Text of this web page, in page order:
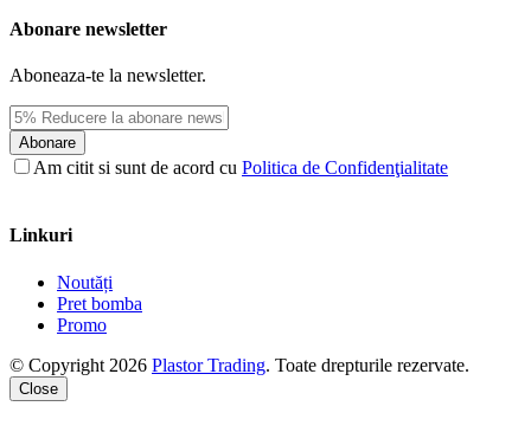
Abonare newsletter
Aboneaza-te la newsletter.
Abonare
Am citit si sunt de acord cu Politica de Confidenţialitate
Linkuri
Noutăți
Pret bomba
Promo
© Copyright 2026 Plastor Trading. Toate drepturile rezervate.
Close